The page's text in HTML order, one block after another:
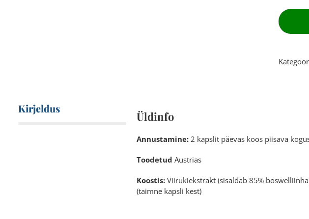
Kirjeldus
Üldinfo
Annustamine: 2 kapslit päevas koos piisava
Toodetud Austrias
Koostis: Viirukiekstrakt (sisaldab 85%
(taimne kapsli kest)